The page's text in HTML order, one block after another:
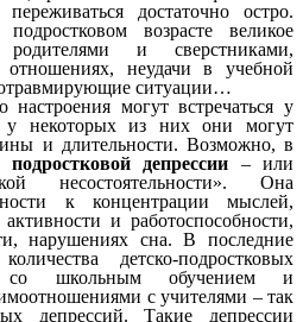
достаточно остро.
возрасте великое
и сверстниками,
неудачи в учебной
ситуации…
могут встречаться у
у некоторых из них они могут
и длительности. Возможно, в
подростковой депрессии – или
несостоятельности». Она
к концентрации мыслей,
и работоспособности,
нарушениях сна. В последние
детско-подростковых
со школьным обучением и
с учителями – так
депрессий. Такие депрессии